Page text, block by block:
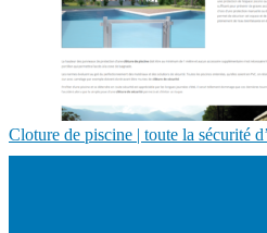
Cloture de piscine | toute la sécurité